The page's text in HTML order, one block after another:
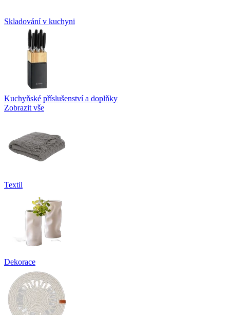
Skladování v kuchyni
Kuchyňské příslušenství a doplňky
Zobrazit vše
Textil
Dekorace